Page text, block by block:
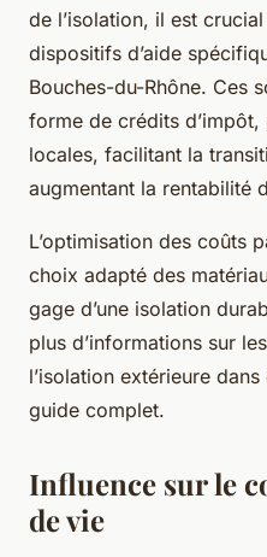
de l’isolation, il est
dispositifs d’aide
Bouches-du-Rhône. Ces
forme de crédits
locales, facilitant la
augmentant la rentabilité
L’optimisation des coûts
choix adapté des
gage d’une isolation
plus d’informations sur
l’isolation extérieure
guide complet.
Influence sur le
de vie